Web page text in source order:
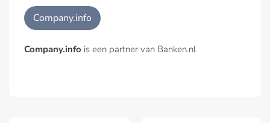
Company.info
Company.info is een partner van Banken.nl